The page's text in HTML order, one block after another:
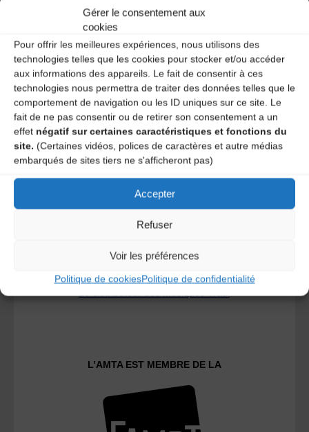
Gérer le consentement aux
cookies
Pour offrir les meilleures expériences, nous utilisons des
technologies telles que les cookies pour stocker et/ou accéder
aux informations des appareils. Le fait de consentir à ces
technologies nous permettra de traiter des données telles que le
comportement de navigation ou les ID uniques sur ce site. Le
fait de ne pas consentir ou de retirer son consentement a un
effet négatif sur certaines caractéristiques et fonctions du
site. (Certaines vidéos, polices de caractères et autre médias
embarqués de sites tiers ne s'afficheront pas)
Accepter
Refuser
Voir les préférences
Politique de cookiesPolitique de confidentialité
savoir plus sur la façon dont les données de vos
commentaires sont traitées
A DECOUVRIR :
L’AMTA EST MEMBRE DE LA